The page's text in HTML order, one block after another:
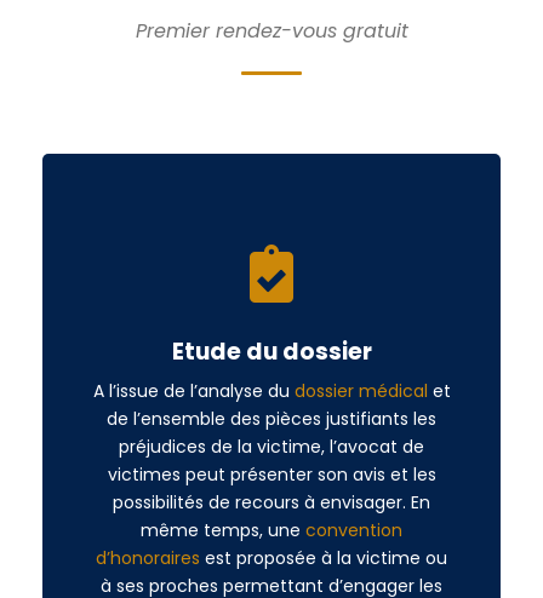
Premier rendez-vous gratuit
Etude du dossier
A l’issue de l’analyse du dossier médical et
de l’ensemble des pièces justifiants les
préjudices de la victime, l’avocat de
victimes peut présenter son avis et les
possibilités de recours à envisager. En
même temps, une convention
d’honoraires est proposée à la victime ou
à ses proches permettant d’engager les